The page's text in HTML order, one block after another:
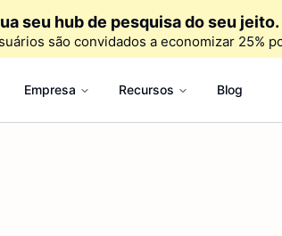
seu hub de pesquisa do seu jeito.
são convidados a economizar 25%
Empresa Recursos Blog